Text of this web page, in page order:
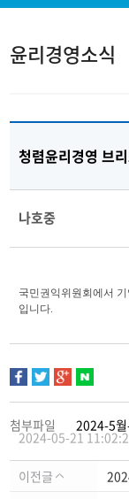
윤리경영소식
청렴윤리경영 브
나호중
국민권익위원회에서
입니다.
첨부파일 2024-5
2024-05-21
이전글